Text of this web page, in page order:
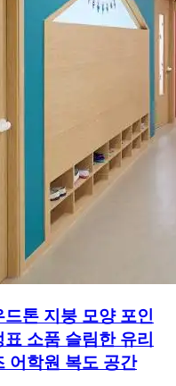
톤 지붕 모양 포인
소품 슬림한 유리
어학원 복도 공간